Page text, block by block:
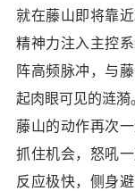
就在藤山即将靠
精神力注入主控
阵高频脉冲，与
起肉眼可见的涟漪。
藤山的动作再次
抓住机会，怒吼
反应极快，侧身